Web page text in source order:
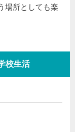
場所としても楽
校生活